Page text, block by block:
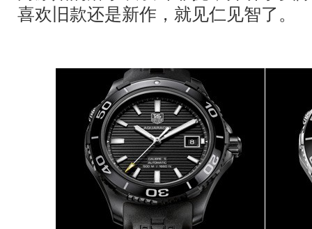
喜欢旧款还是新作，就见仁见智了。